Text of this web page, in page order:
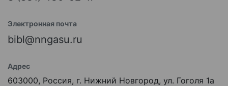
Электронная почта
bibl@nngasu.ru
Адрес
603000, Россия, г. Нижний Новгород, ул. Гоголя 1а